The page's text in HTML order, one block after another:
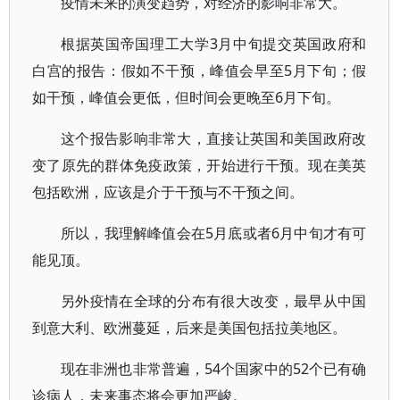
根据英国帝国理工大学3月中旬提交英国政府和
白宫的报告：假如不干预，峰值会早至5月下旬；假
如干预，峰值会更低，但时间会更晚至6月下旬。
这个报告影响非常大，直接让英国和美国政府改
变了原先的群体免疫政策，开始进行干预。现在美英
包括欧洲，应该是介于干预与不干预之间。
所以，我理解峰值会在5月底或者6月中旬才有可
能见顶。
另外疫情在全球的分布有很大改变，最早从中国
到意大利、欧洲蔓延，后来是美国包括拉美地区。
现在非洲也非常普遍，54个国家中的52个已有确
诊病人，未来事态将会更加严峻。